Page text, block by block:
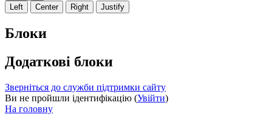
Left
Center Right Justify
Блоки
Додаткові блоки
Зверніться до служби підтримки сайту
Ви не пройшли ідентифікацію (Увійти)
На головну